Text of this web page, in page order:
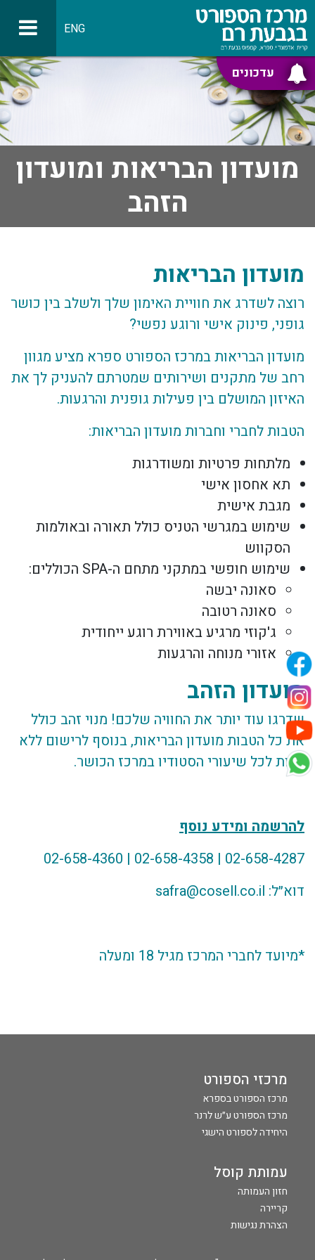
עדכונים
ENG
מועדון הבריאות ומועדון
הזהב
מועדון הבריאות
רוצה לשדרג את חוויית האימון שלך ולשלב בין כושר
גופני, פינוק אישי ורוגע נפשי?
מועדון הבריאות במרכז הספורט ספרא מציע מגוון
רחב של מתקנים ושירותים שמטרתם להעניק לך את
האיזון המושלם בין פעילות גופנית והרגעות.
הטבות לחברי וחברות מועדון הבריאות:
מלתחות פרטיות ומשודרגות
תא אחסון אישי
מגבת אישית
שימוש במגרשי הטניס כולל תאורה ובאולמות
הסקווש
שימוש חופשי במתקני מתחם ה-SPA הכוללים:
סאונה יבשה
סאונה רטובה
ג'קוזי מרגיע באווירת רוגע ייחודית
אזורי מנוחה והרגעות
מועדון הזהב
שדרגו עוד יותר את החוויה שלכם! מנוי זהב כולל
את כל הטבות מועדון הבריאות, בנוסף לרישום ללא
עלות לכל שיעורי הסטודיו במרכז הכושר.
להרשמה ומידע נוסף
02-658-4287 | 02-658-4358 | 02-658-4360
דוא״ל: safra@cosell.co.il
*מיועד לחברי המרכז מגיל 18 ומעלה
מרכזי הספורט
מרכז הספורט בספרא
מרכז הספורט ע״ש לרנר
היחידה לספורט הישגי
עמותת קוסל
חזון העמותה
קריירה
הצהרת נגישות